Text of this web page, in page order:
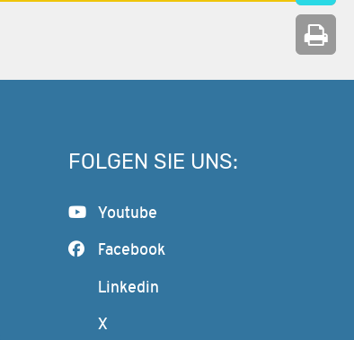
FOLGEN SIE UNS:
Youtube
Facebook
Linkedin
X